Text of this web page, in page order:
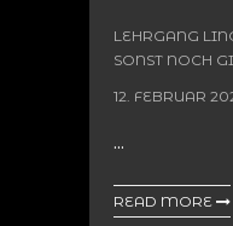
LEHRGANG
SONST NOCH
12. FEBRUAR
...
READ MORE